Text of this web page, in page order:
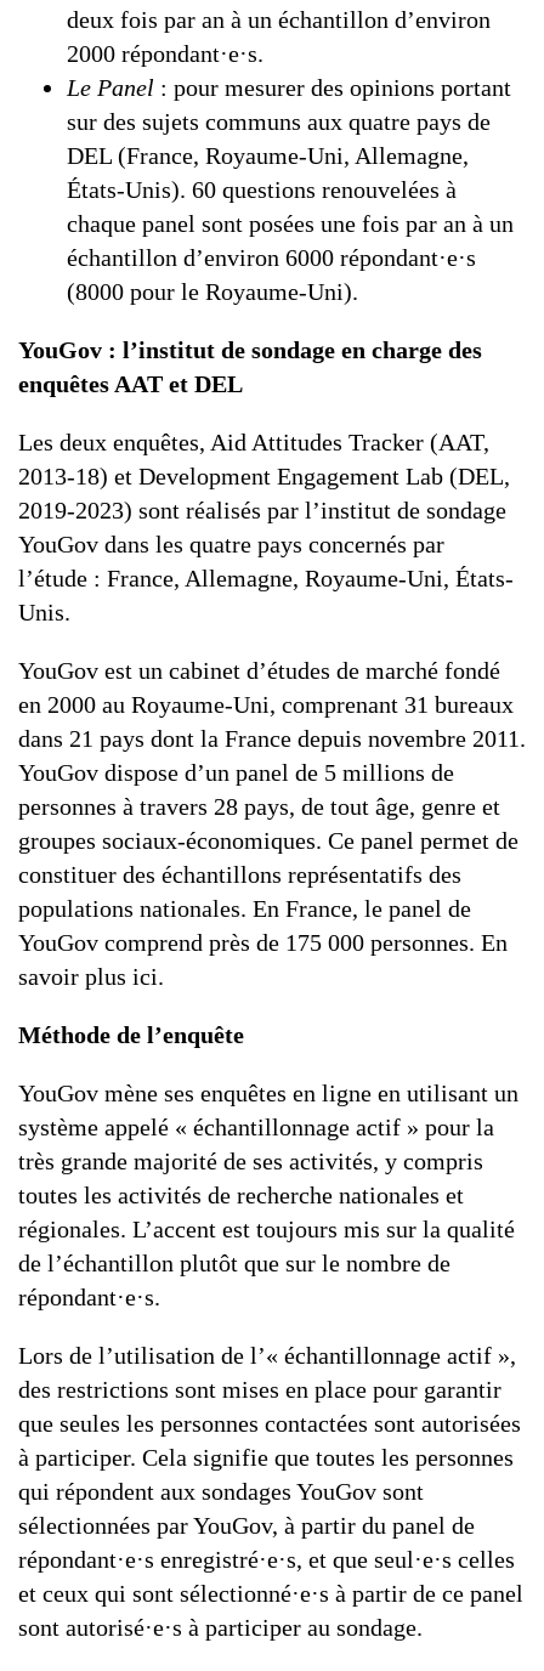
deux fois par an à un échantillon d’environ
2000 répondant·e·s.
Le Panel : pour mesurer des opinions portant
sur des sujets communs aux quatre pays de
DEL (France, Royaume-Uni, Allemagne,
États-Unis). 60 questions renouvelées à
chaque panel sont posées une fois par an à un
échantillon d’environ 6000 répondant·e·s
(8000 pour le Royaume-Uni).
YouGov : l’institut de sondage en charge des
enquêtes AAT et DEL
Les deux enquêtes, Aid Attitudes Tracker (AAT,
2013-18) et Development Engagement Lab (DEL,
2019-2023) sont réalisés par l’institut de sondage
YouGov dans les quatre pays concernés par
l’étude : France, Allemagne, Royaume-Uni, États-
Unis.
YouGov est un cabinet d’études de marché fondé
en 2000 au Royaume-Uni, comprenant 31 bureaux
dans 21 pays dont la France depuis novembre 2011.
YouGov dispose d’un panel de 5 millions de
personnes à travers 28 pays, de tout âge, genre et
groupes sociaux-économiques. Ce panel permet de
constituer des échantillons représentatifs des
populations nationales. En France, le panel de
YouGov comprend près de 175 000 personnes. En
savoir plus ici.
Méthode de l’enquête
YouGov mène ses enquêtes en ligne en utilisant un
système appelé « échantillonnage actif » pour la
très grande majorité de ses activités, y compris
toutes les activités de recherche nationales et
régionales. L’accent est toujours mis sur la qualité
de l’échantillon plutôt que sur le nombre de
répondant·e·s.
Lors de l’utilisation de l’« échantillonnage actif »,
des restrictions sont mises en place pour garantir
que seules les personnes contactées sont autorisées
à participer. Cela signifie que toutes les personnes
qui répondent aux sondages YouGov sont
sélectionnées par YouGov, à partir du panel de
répondant·e·s enregistré·e·s, et que seul·e·s celles
et ceux qui sont sélectionné·e·s à partir de ce panel
sont autorisé·e·s à participer au sondage.